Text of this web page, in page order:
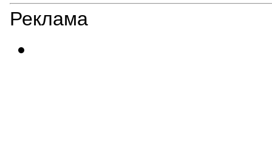
Реклама